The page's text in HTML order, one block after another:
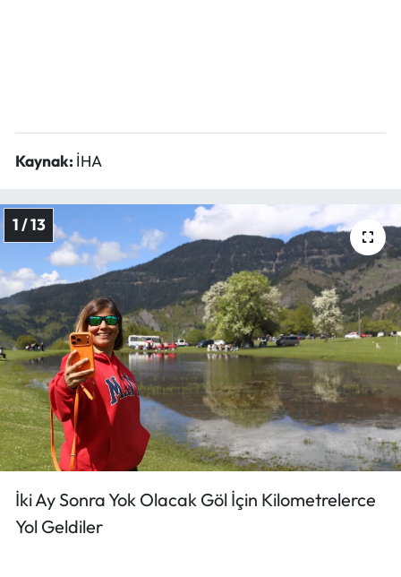
Kaynak: İHA
1 / 13
İki Ay Sonra Yok Olacak Göl İçin Kilometrelerce
Yol Geldiler
Turizm